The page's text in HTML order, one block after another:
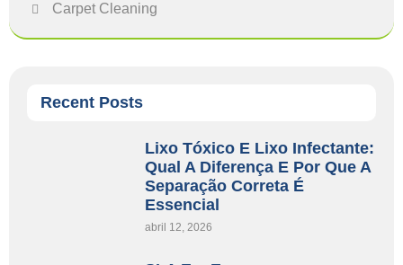
Carpet Cleaning
Recent Posts
Lixo Tóxico E Lixo Infectante:
Qual A Diferença E Por Que A
Separação Correta É
Essencial
abril 12, 2026